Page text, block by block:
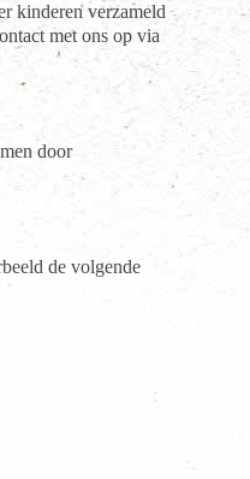
kinderen verzameld
met ons op via
door
de volgende